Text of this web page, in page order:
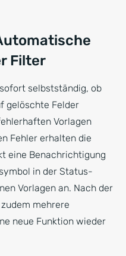
Filter
selbstständig, ob
gelöschte Felder
Vorlagen
Fehler erhalten die
eine Benachrichtigung
in der Status-
Vorlagen an. Nach der
mehrere
neue Funktion wieder